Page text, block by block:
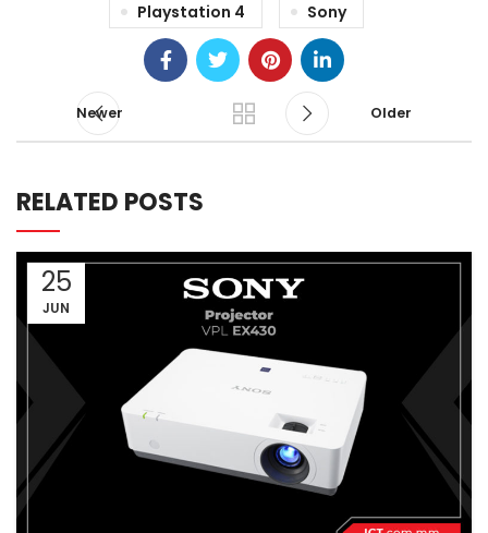
Playstation 4 Sony
Newer Older
RELATED POSTS
25
JUN